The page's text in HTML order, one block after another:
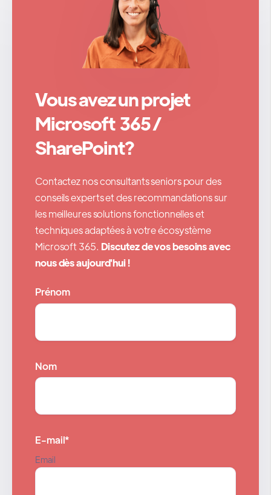
Vous avez un projet
Microsoft 365 /
SharePoint?
Contactez nos consultants seniors pour des
conseils experts et des recommandations sur
les meilleures solutions fonctionnelles et
techniques adaptées à votre écosystème
Microsoft 365. Discutez de vos besoins avec
nous dès aujourd'hui !
Prénom
Nom
E-mail*
Email